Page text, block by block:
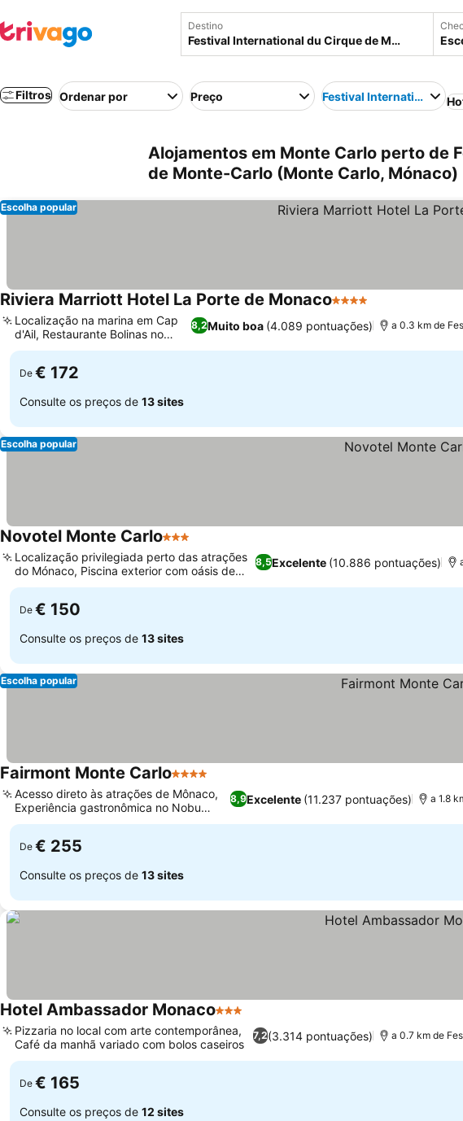
Destino
Filtros Ordenar por Preço Festival International du
Alojamentos em Monte Carlo perto de
de Monte-Carlo (Monte Carlo, Mónaco)
Escolha popular
Riviera Marriott Hotel La Porte de Monaco4 Estrelas
8,2Muito boa (4.089 pontuações)
Localização na marina em Cap
d'Ail, Restaurante Bolinas no
local
a 0.3 km de
De € 172
Consulte os preços de 13 sites
Escolha popular
Novotel Monte Carlo3 Estrelas
8,5Excelente (10.886 pontuações)
Localização privilegiada perto das atrações
do Mónaco, Piscina exterior com oásis de
jardim exuberante
De € 150
Consulte os preços de 13 sites
Escolha popular
Fairmont Monte Carlo4 Estrelas
8,9Excelente (11.237 pontuações)
Acesso direto às atrações de Mônaco,
Experiência gastronômica no Nobu
Monte Carlo
a 1.8
De € 255
Consulte os preços de 13 sites
Hotel Ambassador Monaco3 Estrelas
7,2(3.314 pontuações)
Pizzaria no local com arte contemporânea,
Café da manhã variado com bolos caseiros
a 0.7 km de
De € 165
Consulte os preços de 12 sites